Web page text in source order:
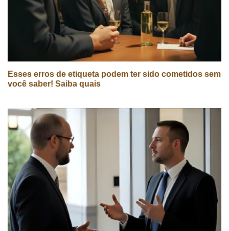
Esses erros de etiqueta podem ter sido cometidos sem
você saber! Saiba quais